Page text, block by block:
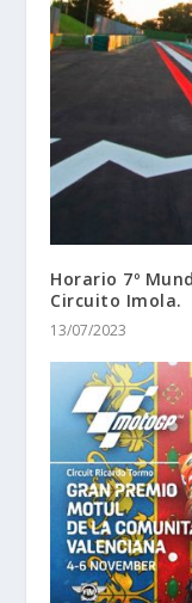
Horario 7º
Circuito Imola.
13/07/2023